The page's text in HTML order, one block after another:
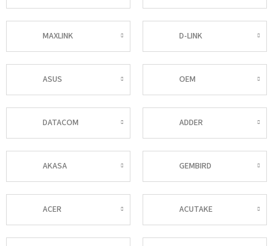
MAXLINK D-LINK
ASUS OEM
DATACOM ADDER
AKASA GEMBIRD
ACER ACUTAKE